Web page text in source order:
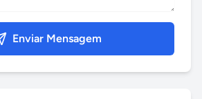
Enviar Mensagem